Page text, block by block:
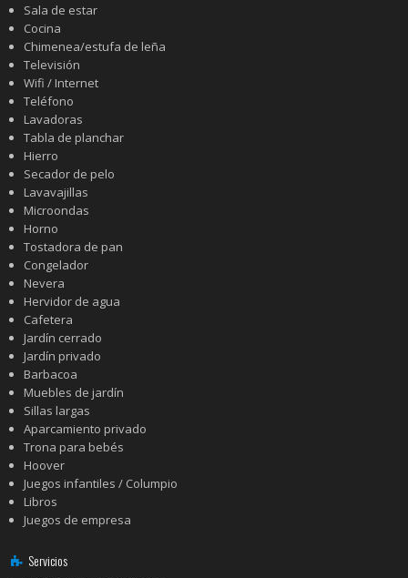
Sala de estar
Cocina
Chimenea/estufa de leña
Televisión
Wifi / Internet
Teléfono
Lavadoras
Tabla de planchar
Hierro
Secador de pelo
Lavavajillas
Microondas
Horno
Tostadora de pan
Congelador
Nevera
Hervidor de agua
Cafetera
Jardín cerrado
Jardín privado
Barbacoa
Muebles de jardín
Sillas largas
Aparcamiento privado
Trona para bebés
Hoover
Juegos infantiles / Columpio
Libros
Juegos de empresa
Servicios